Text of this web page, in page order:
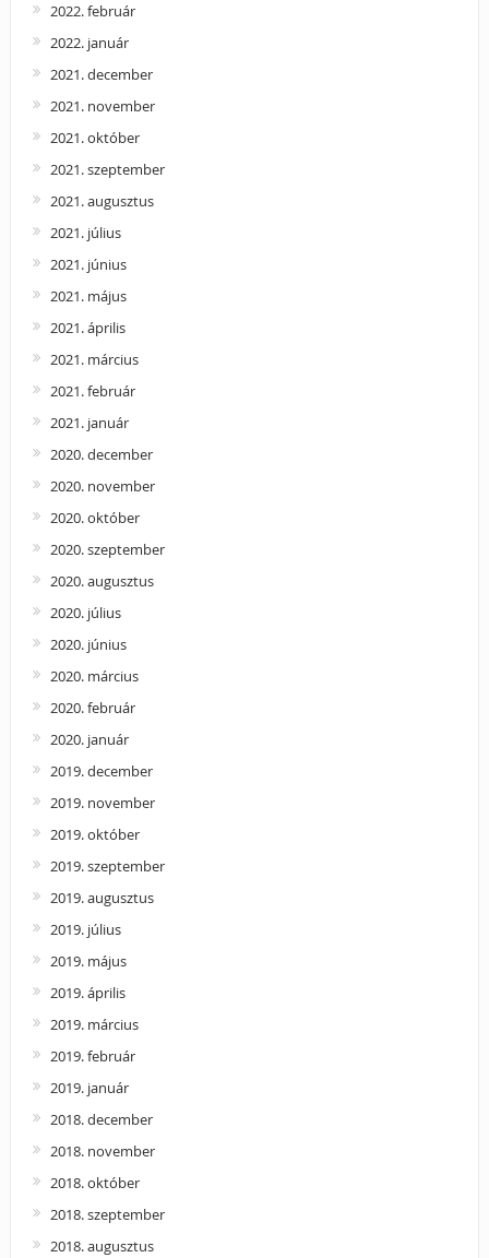
2022. február
2022. január
2021. december
2021. november
2021. október
2021. szeptember
2021. augusztus
2021. július
2021. június
2021. május
2021. április
2021. március
2021. február
2021. január
2020. december
2020. november
2020. október
2020. szeptember
2020. augusztus
2020. július
2020. június
2020. március
2020. február
2020. január
2019. december
2019. november
2019. október
2019. szeptember
2019. augusztus
2019. július
2019. május
2019. április
2019. március
2019. február
2019. január
2018. december
2018. november
2018. október
2018. szeptember
2018. augusztus